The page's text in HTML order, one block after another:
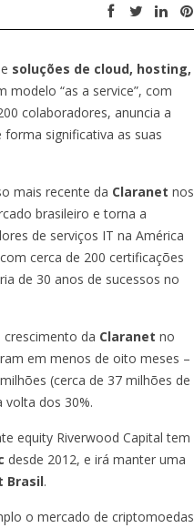
soluções de cloud, hosting,
modelo “as a service”, com
colaboradores, anuncia a
forma significativa as suas
mais recente da Claranet nos
brasileiro e torna a
de serviços IT na América
cerca de 200 certificações
de 30 anos de sucessos no
crescimento da Claranet no
em menos de oito meses –
(cerca de 37 milhões de
volta dos 30%.
equity Riverwood Capital tem
desde 2012, e irá manter uma
Brasil.
o mercado de criptomoedas